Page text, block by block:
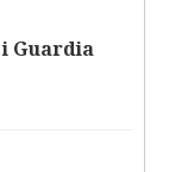
Guardia